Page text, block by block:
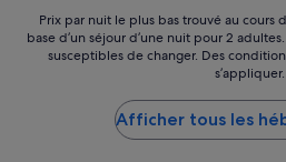
a
Prix
par
nuit
Prix par nuit le plus bas trouvé au cours
base d’un séjour d’une nuit pour 2
susceptibles de changer. Des
s’appliquer.
Afficher tous les